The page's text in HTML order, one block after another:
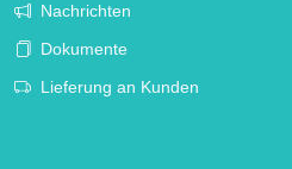
Nachrichten
Dokumente
Lieferung an Kunden